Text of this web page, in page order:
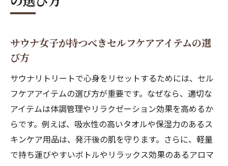
サウナ女子が持つべきセルフケアアイテムの選
び方
サウナリトリートで心身をリセットするためには、セル
フケアアイテムの選び方が重要です。なぜなら、適切な
アイテムは体調管理やリラクゼーション効果を高めるか
らです。例えば、吸水性の高いタオルや保湿力のあるス
キンケア用品は、発汗後の肌を守ります。さらに、軽量
で持ち運びやすいボトルやリラックス効果のあるアロマ